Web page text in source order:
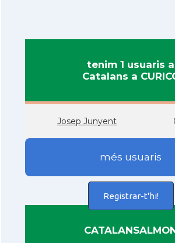
tenim 1 usuaris a
Catalans a
Josep Junyent
més usuaris
Registrar-t'hi!